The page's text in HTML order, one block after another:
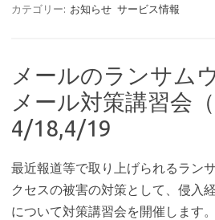
カテゴリー: お知らせ サービス情報
メールのランサム
メール対策講習会（
4/18,4/19
最近報道等で取り上げられるラン
クセスの被害の対策として、侵入
について対策講習会を開催します